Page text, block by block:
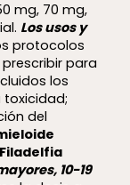
mg, 70 mg,
Los usos y
protocolos
para
los
del
10-19